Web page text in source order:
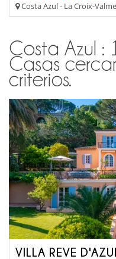
Costa Azul - La Croix-
Costa Azul :
Casas
criterios.
VILLA REVE